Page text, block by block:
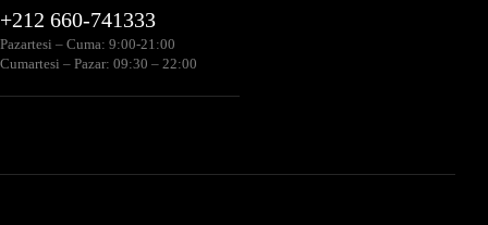
+212 660-741333
Pazartesi – Cuma: 9:00-21:00
Cumartesi – Pazar: 09:30 – 22:00